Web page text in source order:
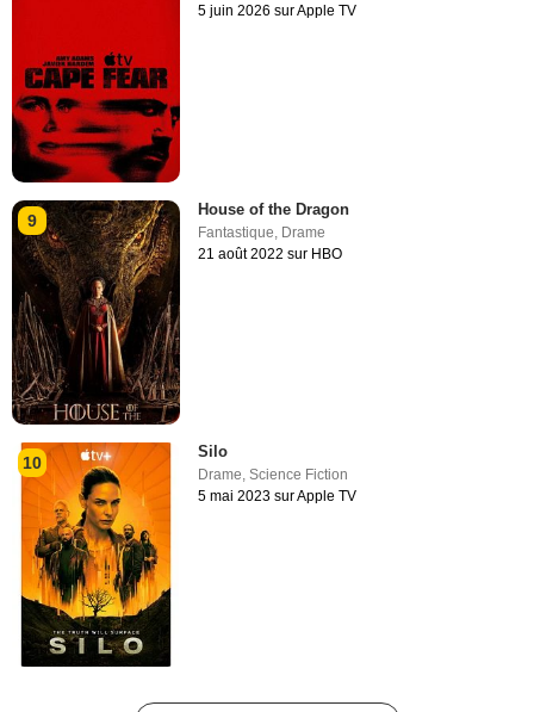
5 juin 2026 sur Apple TV
9
House of the Dragon
Fantastique Drame
21 août 2022 sur HBO
10
Silo
Drame,Science Fiction
5 mai 2023 sur Apple TV